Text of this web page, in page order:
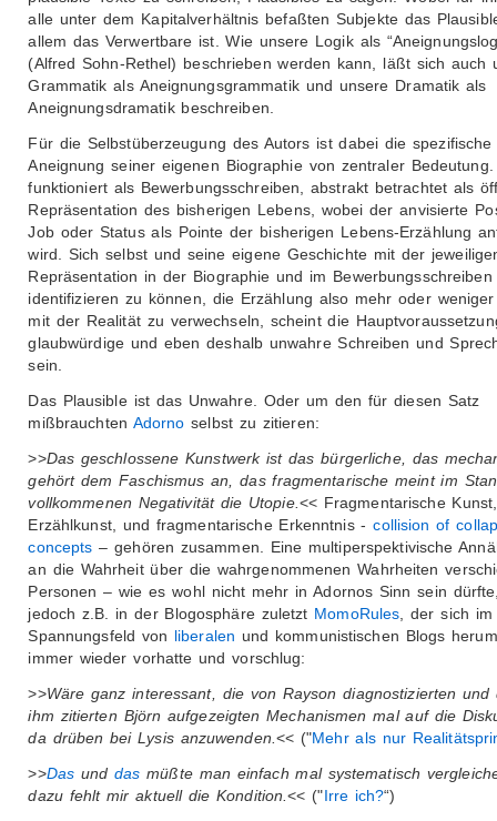
alle unter dem Kapitalverhältnis befaßten Subjekte das
allem das Verwertbare ist. Wie unsere Logik als
(Alfred Sohn-Rethel) beschrieben werden kann, läßt sich auch
Grammatik als Aneignungsgrammatik und unsere Dramatik als
Aneignungsdramatik beschreiben.
Für die Selbstüberzeugung des Autors ist dabei die spezifische
Aneignung seiner eigenen Biographie von zentraler
funktioniert als Bewerbungsschreiben, abstrakt betrachtet als
Repräsentation des bisherigen Lebens, wobei der anvisierte
Job oder Status als Pointe der bisherigen Lebens-Erzählung
wird. Sich selbst und seine eigene Geschichte mit der
Repräsentation in der Biographie und im Bewerbungsschreiben
identifizieren zu können, die Erzählung also mehr oder
mit der Realität zu verwechseln, scheint die
glaubwürdige und eben deshalb unwahre Schreiben und
sein.
Das Plausible ist das Unwahre. Oder um den für diesen Satz
mißbrauchten Adorno selbst zu zitieren:
>>Das geschlossene Kunstwerk ist das bürgerliche, das
gehört dem Faschismus an, das fragmentarische meint im
vollkommenen Negativität die Utopie. << Fragmentarische
Erzählkunst, und fragmentarische Erkenntnis -collision of
concepts – gehören zusammen. Eine multiperspektivische
an die Wahrheit über die wahrgenommenen Wahrheiten
Personen – wie es wohl nicht mehr in Adornos Sinn sein
jedoch z.B. in der Blogosphäre zuletzt MomoRules , der sich im
Spannungsfeld von liberalen und kommunistischen Blogs
immer wieder vorhatte und vorschlug:
>>Wäre ganz interessant, die von Rayson diagnostizierten und
ihm zitierten Björn aufgezeigten Mechanismen mal auf die
da drüben bei Lysis anzuwenden. << ("Mehr als nur
>>Das unddas müßte man einfach mal systematisch
dazu fehlt mir aktuell die Kondition.<< ("Irre ich?“)